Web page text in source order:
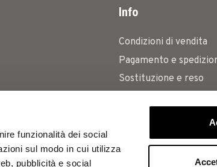
funzionalità dei social
sul modo in cui utilizza
pubblicità e social
Info
Condizioni di vendita
Pagamento e
Sostituzione e reso